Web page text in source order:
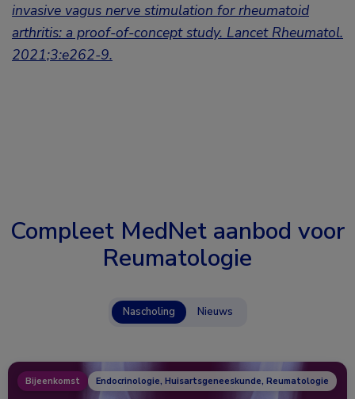
invasive vagus nerve stimulation for rheumatoid
arthritis: a proof-of-concept study. Lancet Rheumatol.
2021;3:e262-9.
Compleet MedNet aanbod voor
Reumatologie
Nascholing Nieuws
Bijeenkomst Endocrinologie, Huisartsgeneeskunde, Reumatologie